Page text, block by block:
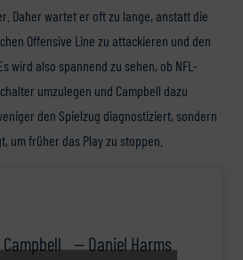
Daher wartet er oft zu lange, anstatt die
Offensive Line zu attackieren und den
wird also spannend zu sehen, ob NFL-
umzulegen und Campbell dazu
den Spielzug diagnostiziert, sondern
um früher das Play zu stoppen.
— Daniel Harms